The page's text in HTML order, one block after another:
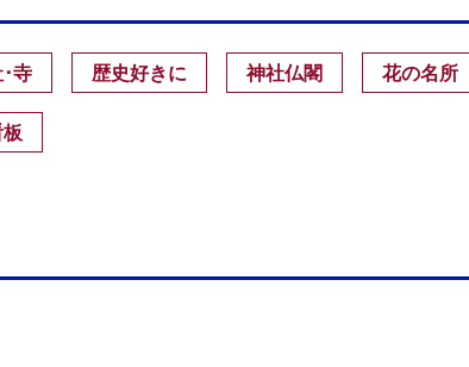
寺 歴史好きに 神社仏閣 花の名所